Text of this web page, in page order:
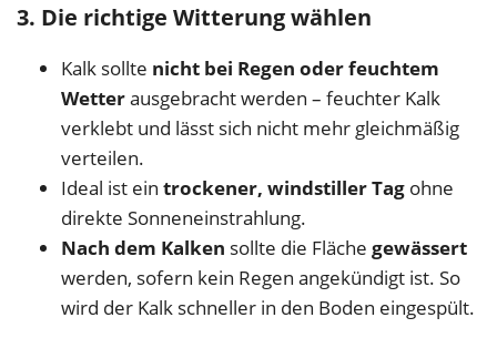
3. Die richtige Witterung wählen
Kalk sollte nicht bei Regen oder feuchtem
Wetterausgebracht werden – feuchter Kalk
verklebt und lässt sich nicht mehr gleichmäßig
verteilen.
Ideal ist ein trockener, windstiller Tag ohne
direkte Sonneneinstrahlung.
Nach dem Kalken sollte die Fläche gewässert
werden, sofern kein Regen angekündigt ist. So
wird der Kalk schneller in den Boden eingespült.